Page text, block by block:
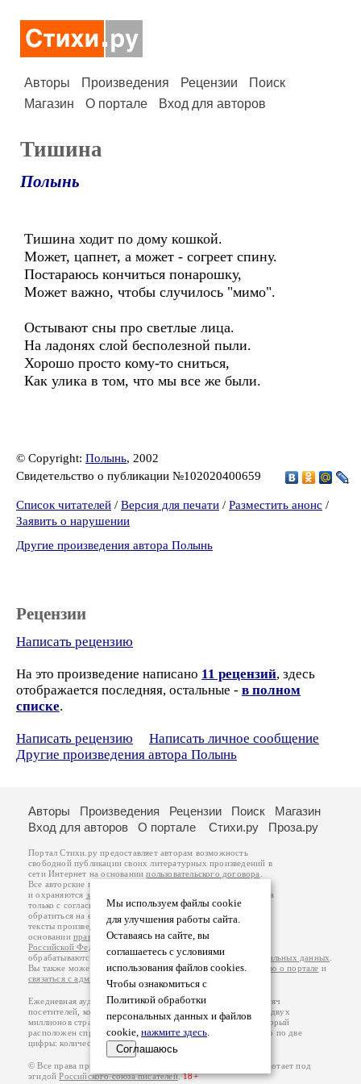
Авторы Произведения Рецензии
Поиск
Магазин
О портале Вход для авторов
Тишина
Полынь
Тишина ходит по дому кошкой.
Может, цапнет, а может - согреет спину.
Постараюсь кончиться понарошку,
Может важно, чтобы случилось "мимо".
Остывают сны про светлые лица.
На ладонях слой бесполезной пыли.
Хорошо просто кому-то сниться,
Как улика в том, что мы все же были.
© Copyright: Полынь, 2002
Свидетельство о публикации №102020400659
Список читателей / Версия для печати / Разместить анонс /
Заявить о нарушении
Другие произведения автора Полынь
Рецензии
Написать рецензию
На это произведение написано 11 рецензий, здесь
отображается последняя, остальные - в полном
списке.
Написать рецензию
Написать личное сообщение
Другие произведения автора Полынь
Мы используем файлы cookie
для улучшения работы сайта.
Оставаясь на сайте, вы
соглашаетесь с условиями
использования файлов cookies.
Чтобы ознакомиться с
Политикой обработки
персональных данных и файлов
cookie, нажмите здесь.
Соглашаюсь
Авторы Произведения Рецензии Поиск
Магазин
Вход для авторов
О портале Стихи.ру Проза.ру
Портал Стихи.ру предоставляет авторам возможность
свободной публикации своих литературных произведений в
сети Интернет на основаниипользовательского договора
Все авторские права на произведения принадлежат авторам
и охраняются законом
. Перепечатка произведений возможна
только с согласия его автора, к которому вы можете
обратиться на его авторской странице. Ответственность за
тексты произведений авторы несут самостоятельно на
основанииправил публикацииизаконодательства
Российской Федерации
обрабатываются на основанииПолитики обработки персональных данных
Вы также можете посмотреть более подробнуюинформацию о портале и
связаться с администрацией
Ежедневная аудитория портала Стихи.ру – порядка 200 тысяч
посетителей, которые в общей сумме просматривают более двух
миллионов страниц по данным счетчика посещаемости, который
расположен справа от этого текста. В каждой графе указано по две
цифры: количество просмотров и количество посетителей.
© Все права принадлежат авторам, 2000-2026. Портал работает под
эгидойРоссийского союза писателей.18+